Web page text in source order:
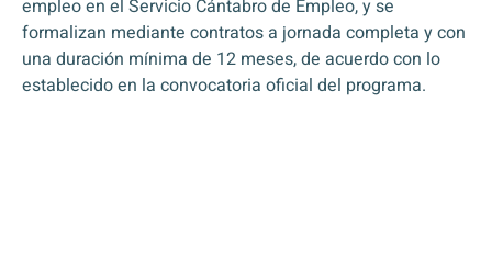
empleo en el Servicio Cántabro de Empleo, y se
formalizan mediante contratos a jornada completa y con
una duración mínima de 12 meses, de acuerdo con lo
establecido en la convocatoria oficial del programa.